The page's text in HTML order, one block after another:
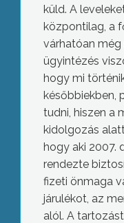
küld. A
központilag, a
várhatóan még
ügyintézés
hogy mi
későbbiekben,
tudni, hiszen a
kidolgozás
hogy aki 2007.
rendezte
fizeti önmaga
járulékot, az
alól. A